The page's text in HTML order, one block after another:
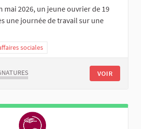
mai 2026, un jeune ouvrier de 19
une journée de travail sur une
sociales
VOIR